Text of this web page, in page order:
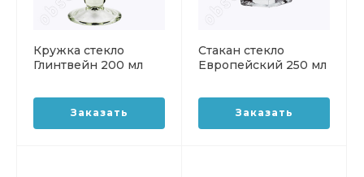
Кружка стекло
Глинтвейн 200 мл
Заказать
Стакан стекло
Европейский 250 мл
Заказать